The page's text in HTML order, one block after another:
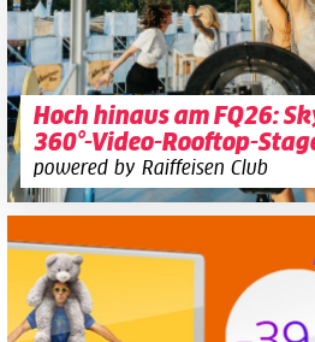
Hoch hinaus am FQ26:
360°-Video-Rooftop-
powered by Raiffeisen Club